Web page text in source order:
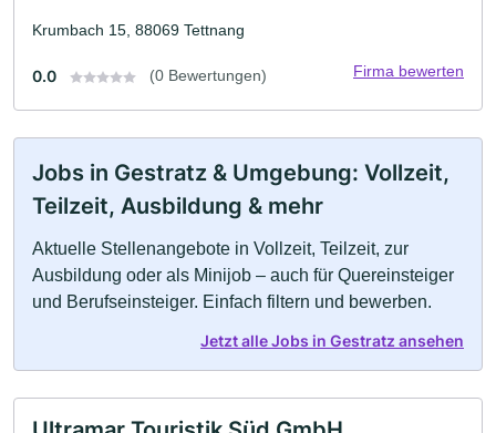
Krumbach 15, 88069 Tettnang
0.0 (0 Bewertungen) Firma bewerten
Jobs in Gestratz & Umgebung: Vollzeit,
Teilzeit, Ausbildung & mehr
Aktuelle Stellenangebote in Vollzeit, Teilzeit, zur
Ausbildung oder als Minijob – auch für Quereinsteiger
und Berufseinsteiger. Einfach filtern und bewerben.
Jetzt alle Jobs in Gestratz ansehen